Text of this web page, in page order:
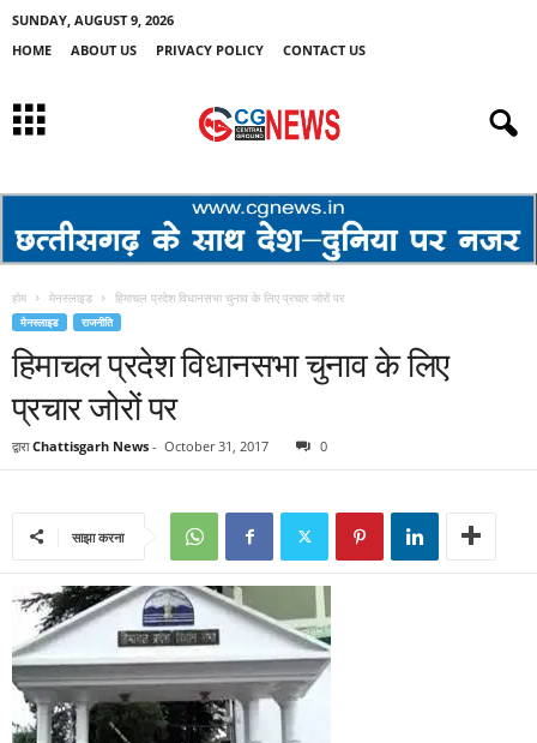
SUNDAY, AUGUST 9, 2026
HOME
ABOUT US PRIVACY POLICY CONTACT US
होम मेनस्लाइड हिमाचल प्रदेश विधानसभा चुनाव के लिए प्रचार जोरों पर
मेनस्लाइड राजनीति
हिमाचल प्रदेश विधानसभा चुनाव के लिए
प्रचार जोरों पर
द्वारा Chattisgarh News - October 31, 2017 0
साझा करना